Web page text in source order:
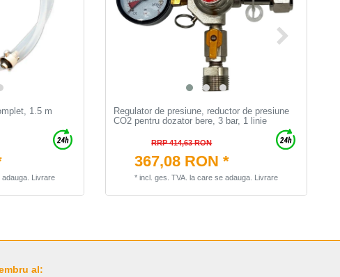
1.5 m
Livrare
Regulator de presiune, reductor de presiune
CO2 pentru dozator bere, 3 bar, 1 linie
RRP 414,63 RON
367,08 RON *
* incl. ges. TVA. la care se adauga. Livrare
al: